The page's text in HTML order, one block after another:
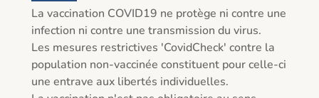
La vaccination COVID19 ne protège ni contre une
infection ni contre une transmission du virus.
Les mesures restrictives 'CovidCheck' contre la
population non-vaccinée constituent pour celle-ci
une entrave aux libertés individuelles.